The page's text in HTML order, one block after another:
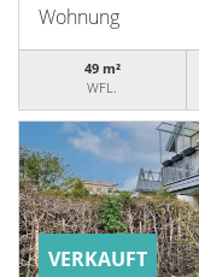
Wohnung
49 m²
WFL.
VERKAUFT